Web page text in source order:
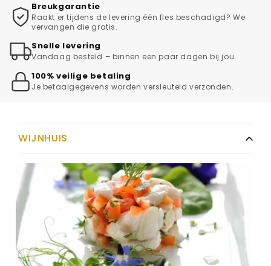
Breukgarantie
Raakt er tijdens de levering één fles beschadigd? We
vervangen die gratis.
Snelle levering
Vandaag besteld – binnen een paar dagen bij jou.
100% veilige betaling
Je betaalgegevens worden versleuteld verzonden.
WIJNHUIS
PROEFNOTITIE
DRUIVENSOORT
FACTSHEET
BEOORDELINGEN
VERZENDKOSTEN